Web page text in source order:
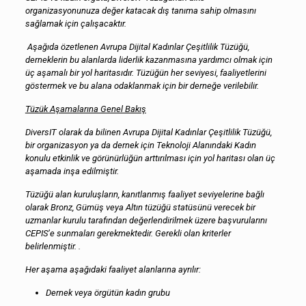
organizasyonunuza değer katacak dış tanıma sahip olmasını
sağlamak için çalışacaktır.
Aşağıda özetlenen Avrupa Dijital Kadınlar Çeşitlilik Tüzüğü,
derneklerin bu alanlarda liderlik kazanmasına yardımcı olmak için
üç aşamalı bir yol haritasıdır. Tüzüğün her seviyesi, faaliyetlerini
göstermek ve bu alana odaklanmak için bir derneğe verilebilir.
Tüzük Aşamalarına Genel Bakış
DiversIT olarak da bilinen Avrupa Dijital Kadınlar Çeşitlilik Tüzüğü,
bir organizasyon ya da dernek için Teknoloji Alanındaki Kadın
konulu etkinlik ve görünürlüğün arttırılması için yol haritası olan üç
aşamada inşa edilmiştir.
Tüzüğü alan kuruluşların, kanıtlanmış faaliyet seviyelerine bağlı
olarak Bronz, Gümüş veya Altın tüzüğü statüsünü verecek bir
uzmanlar kurulu tarafından değerlendirilmek üzere başvurularını
CEPIS’e sunmaları gerekmektedir. Gerekli olan kriterler
belirlenmiştir. .
Her aşama aşağıdaki faaliyet alanlarına ayrılır:
Dernek veya örgütün kadın grubu